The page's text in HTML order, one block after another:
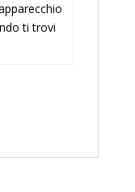
ti trovi